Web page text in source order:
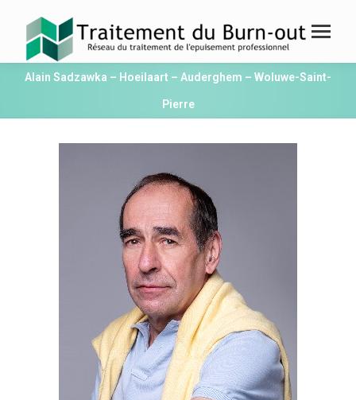
Alain Sadzawka – Hoeilaart – Auderghem – Woluwe-Saint-
Pierre